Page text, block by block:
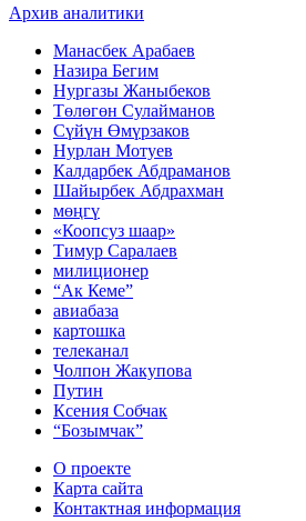
Архив аналитики
Манасбек Арабаев
Назира Бегим
Нургазы Жаныбеков
Төлөгөн Сулайманов
Сүйүн Өмүрзаков
Нурлан Мотуев
Калдарбек Абдраманов
Шайырбек Абдрахман
мөңгү
«Коопсуз шаар»
Тимур Саралаев
милиционер
“Ак Кеме”
авиабаза
картошка
телеканал
Чолпон Жакупова
Путин
Ксения Собчак
“Бозымчак”
О проекте
Карта сайта
Контактная информация